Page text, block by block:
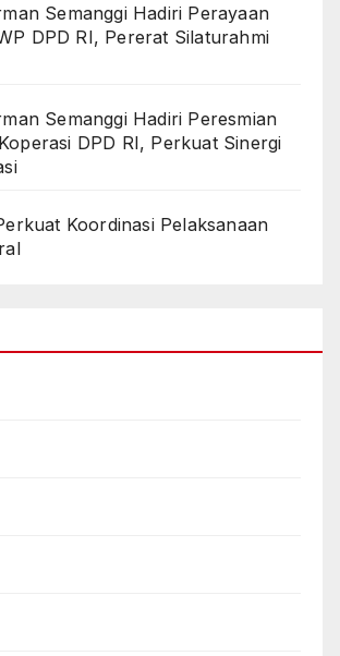
Semanggi Hadiri Perayaan
DPD RI, Pererat Silaturahmi
Semanggi Hadiri Peresmian
DPD RI, Perkuat Sinergi
Koordinasi Pelaksanaan